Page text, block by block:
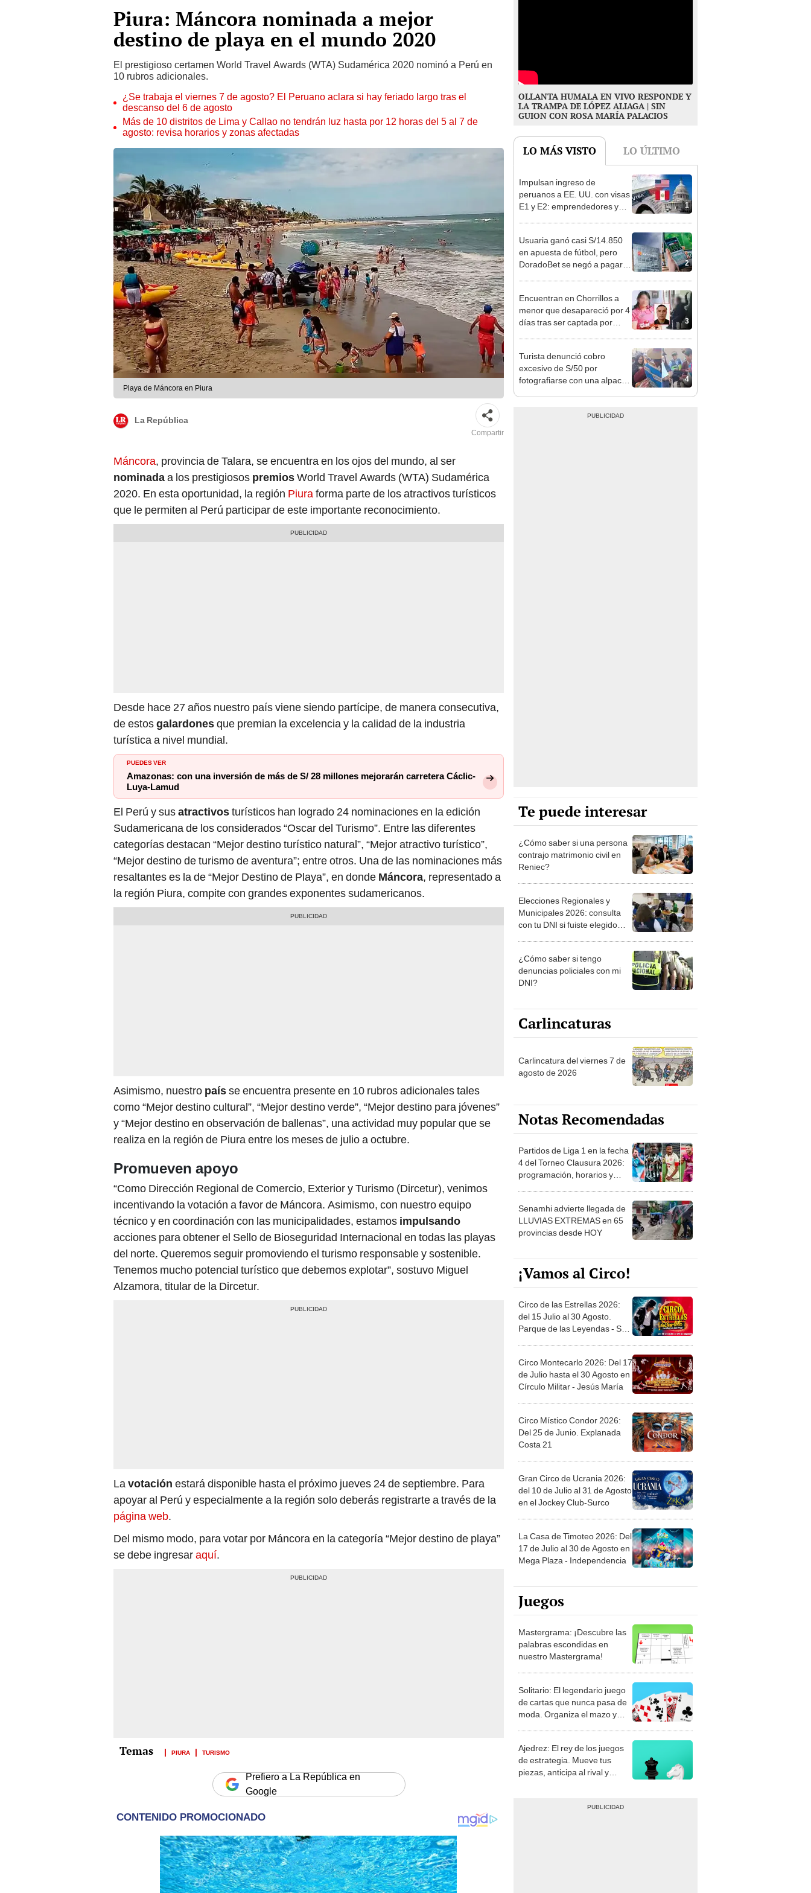
Piura: Máncora nominada a mejor
destino de playa en el mundo 2020
El prestigioso certamen World Travel Awards (WTA) Sudamérica 2020 nominó a Perú en
10 rubros adicionales.
¿Se trabaja el viernes 7 de agosto? El Peruano aclara si hay feriado largo tras el
descanso del 6 de agosto
Más de 10 distritos de Lima y Callao no tendrán luz hasta por 12 horas del 5 al 7 de
agosto: revisa horarios y zonas afectadas
Playa de Máncora en Piura
La República
Compartir
Máncora, provincia de Talara, se encuentra en los ojos del mundo, al ser
nominadaa los prestigiosos premiosWorld Travel Awards (WTA) Sudamérica
2020. En esta oportunidad, la región Piuraforma parte de los atractivos turísticos
que le permiten al Perú participar de este importante reconocimiento.
Desde hace 27 años nuestro país viene siendo partícipe, de manera consecutiva,
de estosgalardonesque premian la excelencia y la calidad de la industria
turística a nivel mundial.
PUEDES VER
Amazonas: con una inversión de más de S/ 28 millones mejorarán carretera Cáclic-
Luya-Lamud
El Perú y susatractivosturísticos han logrado 24 nominaciones en la edición
Sudamericana de los considerados “Oscar del Turismo”. Entre las diferentes
categorías destacan “Mejor destino turístico natural”, “Mejor atractivo turístico”,
“Mejor destino de turismo de aventura”; entre otros. Una de las nominaciones más
resaltantes es la de “Mejor Destino de Playa”, en donde Máncora, representado a
la región Piura, compite con grandes exponentes sudamericanos.
Asimismo, nuestro paísse encuentra presente en 10 rubros adicionales tales
como “Mejor destino cultural”, “Mejor destino verde”, “Mejor destino para jóvenes”
y “Mejor destino en observación de ballenas”, una actividad muy popular que se
realiza en la región de Piura entre los meses de julio a octubre.
Promueven apoyo
“Como Dirección Regional de Comercio, Exterior y Turismo (Dircetur), venimos
incentivando la votación a favor de Máncora. Asimismo, con nuestro equipo
técnico y en coordinación con las municipalidades, estamos impulsando
acciones para obtener el Sello de Bioseguridad Internacional en todas las playas
del norte. Queremos seguir promoviendo el turismo responsable y sostenible.
Tenemos mucho potencial turístico que debemos explotar”, sostuvo Miguel
Alzamora, titular de la Dircetur.
Lavotación estará disponible hasta el próximo jueves 24 de septiembre. Para
apoyar al Perú y especialmente a la región solo deberás registrarte a través de la
página web.
Del mismo modo, para votar por Máncora en la categoría “Mejor destino de playa”
se debe ingresaraquí.
PIURA TURISMO
Prefiero a La República en
Google
OLLANTA HUMALA EN VIVO RESPONDE Y
LA TRAMPA DE LÓPEZ ALIAGA | SIN
GUION CON ROSA MARÍA PALACIOS
LO MÁS VISTO LO ÚLTIMO
1
Impulsan ingreso de
peruanos a EE. UU. con visas
E1 y E2: emprendedores y
2
Usuaria ganó casi S/14.850
en apuesta de fútbol, pero
DoradoBet se negó a pagar:
3
Encuentran en Chorrillos a
menor que desapareció por 4
días tras ser captada por
4
Turista denunció cobro
excesivo de S/50 por
fotografiarse con una alpaca
Te puede interesar
¿Cómo saber si una persona
contrajo matrimonio civil en
Reniec?
Elecciones Regionales y
Municipales 2026: consulta
con tu DNI si fuiste elegido
la ONPE
¿Cómo saber si tengo
denuncias policiales con mi
DNI?
Carlincaturas
Carlincatura del viernes 7 de
agosto de 2026
Notas Recomendadas
Partidos de Liga 1 en la fecha
4 del Torneo Clausura 2026:
programación, horarios y
Senamhi advierte llegada de
LLUVIAS EXTREMAS en 65
provincias desde HOY
¡Vamos al Circo!
Circo de las Estrellas 2026:
del 15 Julio al 30 Agosto.
Parque de las Leyendas - San
Circo Montecarlo 2026: Del 17
de Julio hasta el 30 Agosto en
Círculo Militar - Jesús María
Circo Místico Condor 2026:
Del 25 de Junio. Explanada
Costa 21
Gran Circo de Ucrania 2026:
del 10 de Julio al 31 de Agosto
en el Jockey Club-Surco
La Casa de Timoteo 2026: Del
17 de Julio al 30 de Agosto en
Mega Plaza - Independencia
Juegos
Mastergrama: ¡Descubre las
palabras escondidas en
nuestro Mastergrama!
Solitario: El legendario juego
de cartas que nunca pasa de
moda. Organiza el mazo y
Ajedrez: El rey de los juegos
de estrategia. Mueve tus
piezas, anticipa al rival y